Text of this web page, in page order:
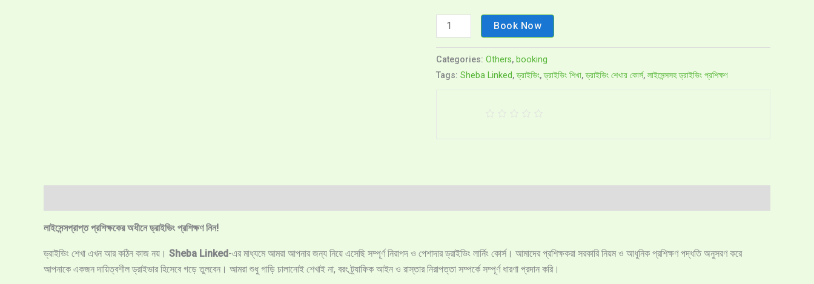
Book Now
Categories: Others, booking
Tags: Sheba Linked,ড্রাইভিং,ড্রাইভিং শিখা,ড্রাইভিং শেখার কোর্স, লাইসেন্সসহ ড্রাইভিং প্রশিক্ষণ
লাইসেন্সপ্রাপ্ত প্রশিক্ষকের অধীনে ড্রাইভিং প্রশিক্ষণ নিন!
ড্রাইভিং শেখা এখন আর কঠিন কাজ নয়। Sheba Linked-এর মাধ্যমে আমরা আপনার জন্য নিয়ে এসেছি সম্পূর্ণ নিরাপদ ও পেশাদার ড্রাইভিং লার্নিং কোর্স। আমাদের প্রশিক্ষকরা সরকারি নিয়ম ও আধুনিক প্রশিক্ষণ পদ্ধতি অনুসরণ করে
আপনাকে একজন দায়িত্বশীল ড্রাইভার হিসেবে গড়ে তুলবেন। আমরা শুধু গাড়ি চালানোই শেখাই না, বরং ট্র্যাফিক আইন ও রাস্তার নিরাপত্তা সম্পর্কে সম্পূর্ণ ধারণা প্রদান করি।